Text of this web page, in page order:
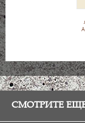
СМОТРИТЕ